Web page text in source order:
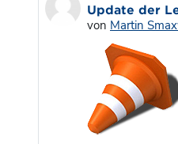
Update der
von Martin